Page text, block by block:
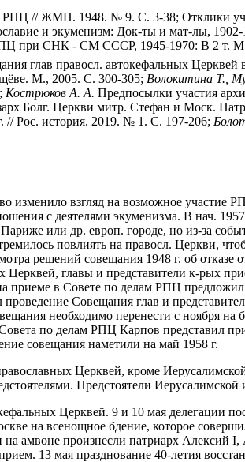
РПЦ // ЖМП. 1948. № 9. С. 3-38; Отклики
и экуменизм: Док-ты и мат-лы,
при СНК - СМ СССР, 1945-1970: В 2 т.
глав правосл. автокефальных
М., 2005. С. 300-305; Волокитина Т.,
Кострюков А. А. Предпосылки участия
Болг. Церкви митр. Стефан и Моск.
// Рос. история. 2019. № 1. С. 197-206;
изменило взгляд на возможное
с деятелями экуменизма. В
или др. европ. городе, но из-за
повлиять на правосл. Церкви,
решений совещания 1948 г. об
Церквей, главы и представители к-рых
в Совете по делам РПЦ предложил
Совещания глав и
необходимо перенести с ноября
по делам РПЦ Карпов представил
совещания наметили на май 1958 г.
Церквей, кроме
Предстоятели
Церквей. 9 и 10 мая делегации
на всенощное бдение, которое
амвоне произнесли патриарх Алексий
13 мая празднование 40-летия